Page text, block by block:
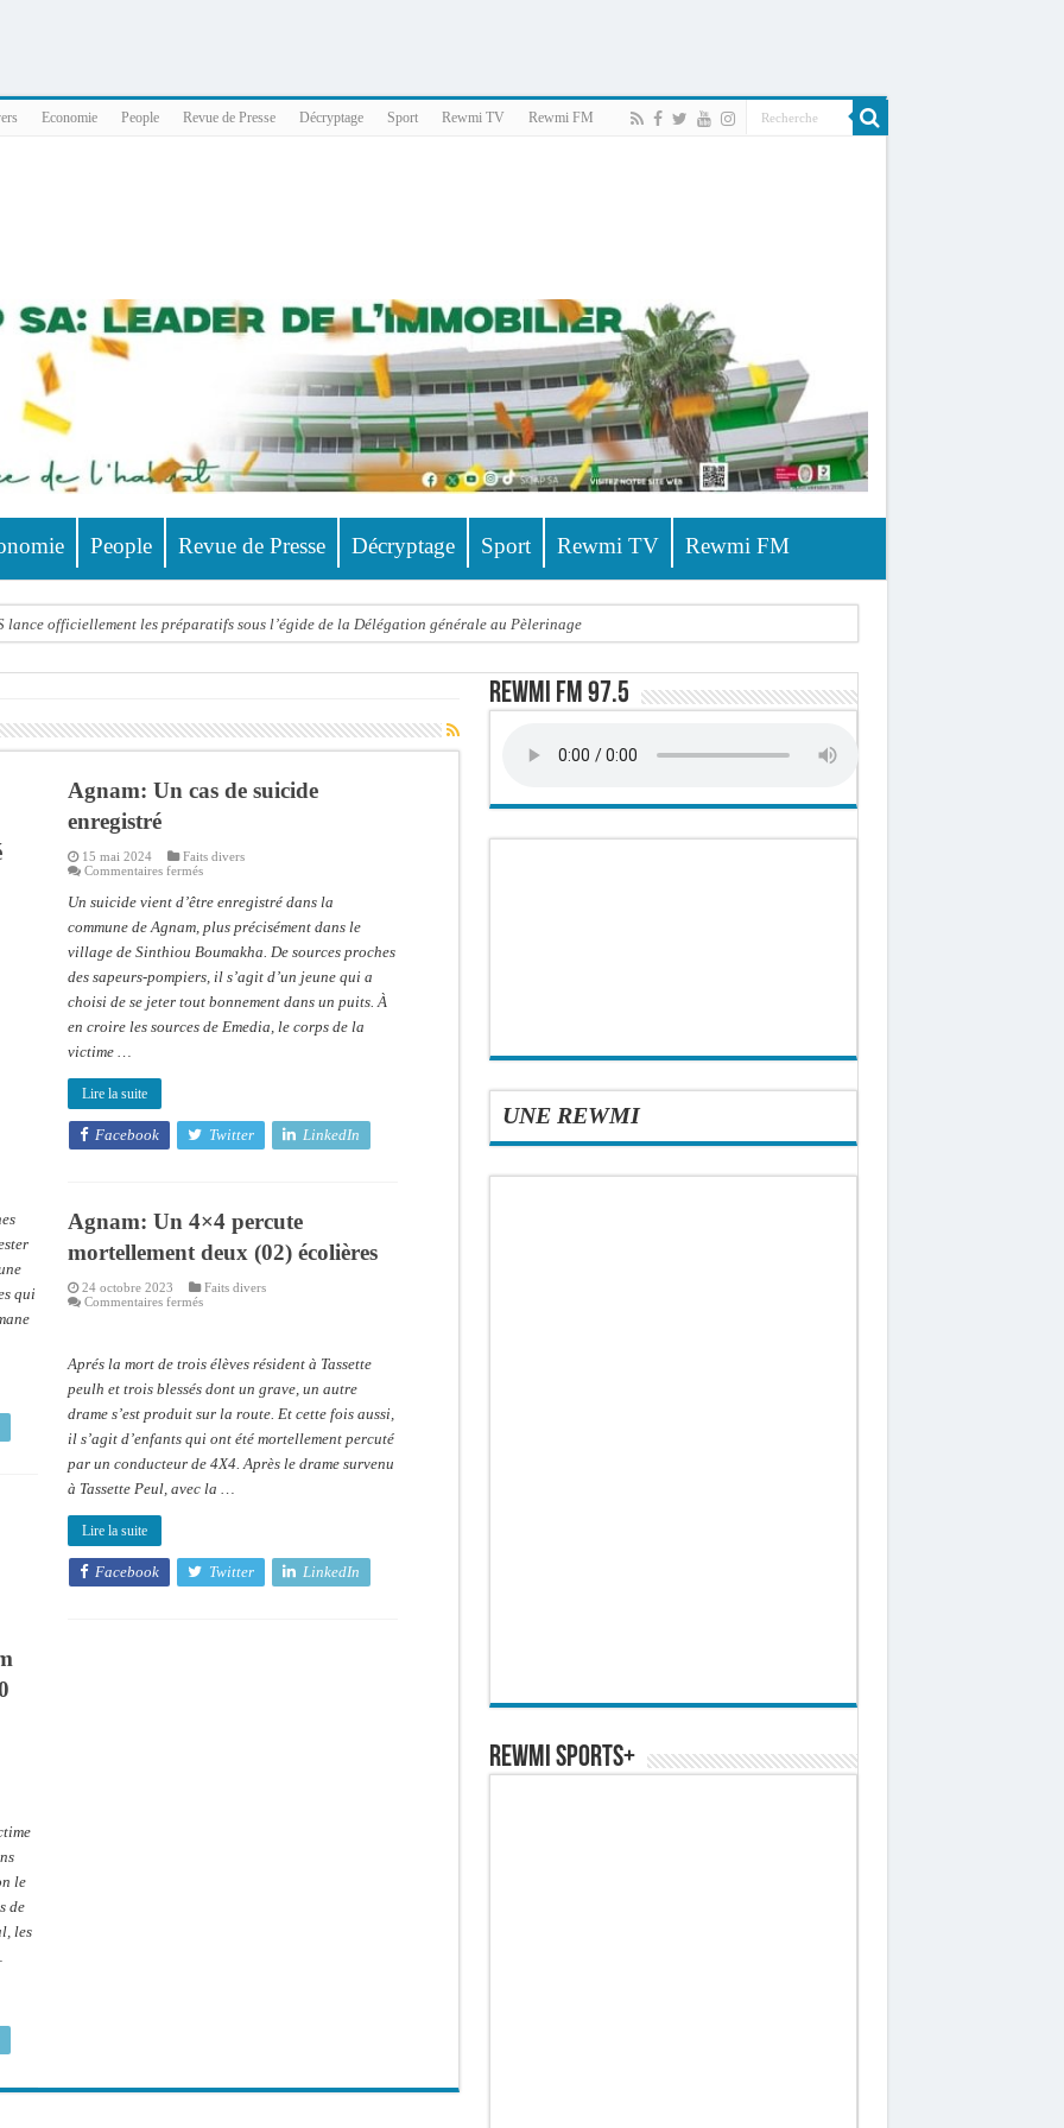
Economie People Revue de Presse Décryptage Sport Rewmi TV Rewmi FM
People Revue de Presse Décryptage Sport Rewmi TV Rewmi FM
lance officiellement les préparatifs sous l’égide de la Délégation générale au Pèlerinage
les discours ne suffisent plus » (Mamadou AW-Candidat à la mairie de Golf Sud)
été empoisonnée, Amy Dione désigne le coupable avant de mourir
meurt noyé dans un bassin de rétention
scientifique dévoile les fondements du thème central
: Soulèye Kane officiellement installé, il décline ses orientations
deuil : Sokhna Mame Amy Mbacké, fille de Serigne Mountakha, rappelée à Dieu
qui
Agnam: Un cas de suicide
enregistré
15 mai 2024
Faits divers
Commentaires ferméssur
Un
cas
de
suicide
enregistré
Un suicide vient d’être enregistré dans la
commune de Agnam, plus précisément dans le
village de Sinthiou Boumakha. De sources proches
des sapeurs-pompiers, il s’agit d’un jeune qui a
choisi de se jeter tout bonnement dans un puits. À
en croire les sources de Emedia, le corps de la
victime …
Lire la suite
Facebook Twitter LinkedIn
Agnam: Un 4×4 percute
mortellement deux (02) écolières
24 octobre 2023
Faits divers
Commentaires ferméssur
percute
mortellement
deux
écolières
Aprés la mort de trois élèves résident à Tassette
peulh et trois blessés dont un grave, un autre
drame s’est produit sur la route. Et cette fois aussi,
il s’agit d’enfants qui ont été mortellement percuté
par un conducteur de 4X4. Après le drame survenu
à Tassette Peul, avec la …
Lire la suite
Facebook Twitter LinkedIn
le
de
les
Rewmi FM 97.5
UNE REWMI
REWMI SPORTS+